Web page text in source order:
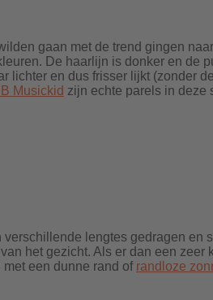
gaan met de trend gingen
De haarlijn is donker en de
lichter en dus frisser lijkt
Musickid zijn echte parels in deze
lengtes gedragen
het gezicht. Als er dan een
een dunne rand of randloze